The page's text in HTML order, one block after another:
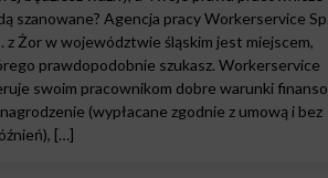
szanowane? Agencja pracy Workerservice
z Żor w województwie śląskim jest miejscem,
prawdopodobnie szukasz. Workerservice
swoim pracownikom dobre warunki
(wypłacane zgodnie z umową i bez
[…]